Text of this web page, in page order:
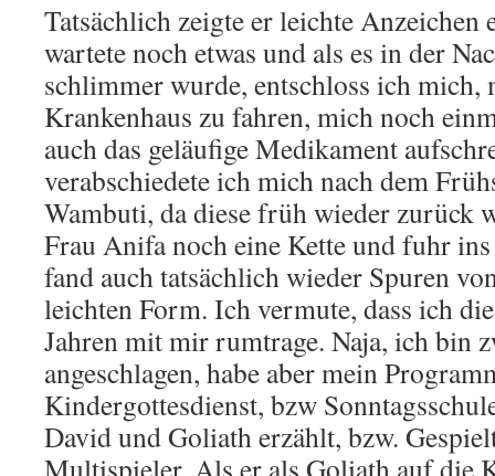
Tatsächlich zeigte er leichte
wartete noch etwas und als es in der
schlimmer wurde, entschloss ich mich,
Krankenhaus zu fahren, mich noch
auch das geläufige Medikament
verabschiedete ich mich nach dem
Wambuti, da diese früh wieder zurück
Frau Anifa noch eine Kette und fuhr
fand auch tatsächlich wieder Spuren
leichten Form. Ich vermute, dass ich
Jahren mit mir rumtrage. Naja, ich bin
angeschlagen, habe aber mein
Kindergottesdienst, bzw
David und Goliath erzählt, bzw.
Multispieler. Als er als Goliath auf die